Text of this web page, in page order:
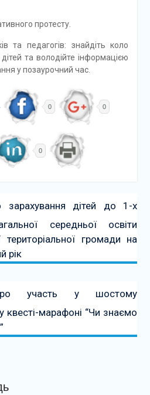
протесту.
та педагогів: знайдіть коло
та володійте інформацією
у позаурочний час.
0 0
0
зарахування дітей до 1-х
середньої освіти
територіальної громади на
рік
участь у шостому
квесті-марафоні “Чи знаємо